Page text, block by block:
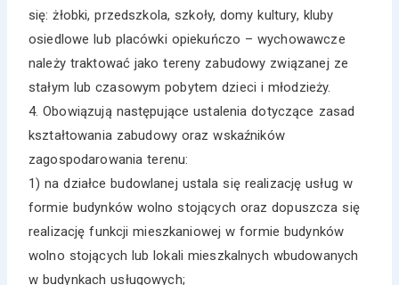
się: żłobki, przedszkola, szkoły, domy kultury, kluby
osiedlowe lub placówki opiekuńczo – wychowawcze
należy traktować jako tereny zabudowy związanej ze
stałym lub czasowym pobytem dzieci i młodzieży.
4. Obowiązują następujące ustalenia dotyczące zasad
kształtowania zabudowy oraz wskaźników
zagospodarowania terenu:
1) na działce budowlanej ustala się realizację usług w
formie budynków wolno stojących oraz dopuszcza się
realizację funkcji mieszkaniowej w formie budynków
wolno stojących lub lokali mieszkalnych wbudowanych
w budynkach usługowych;